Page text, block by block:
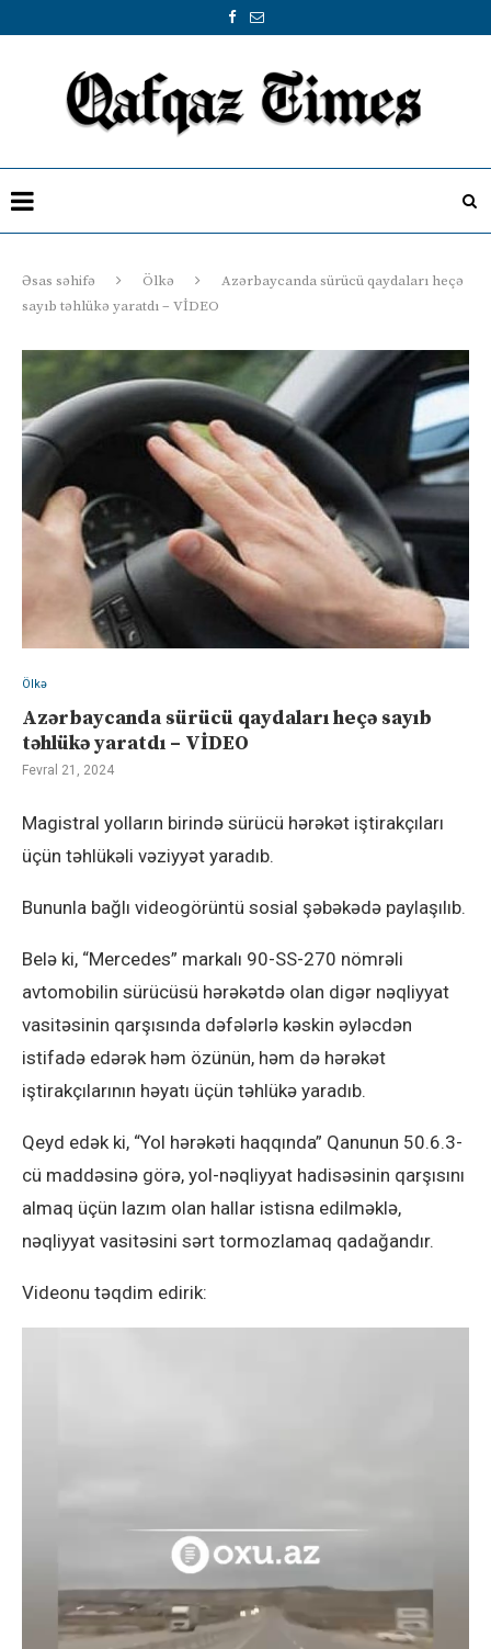
Əsas səhifə Ölkə
Azərbaycanda sürücü qaydaları heçə
sayıb təhlükə yaratdı – VİDEO
Ölkə
Azərbaycanda sürücü qaydaları heçə sayıb
təhlükə yaratdı – VİDEO
Fevral 21, 2024
Magistral yolların birində sürücü hərəkət iştirakçıları
üçün təhlükəli vəziyyət yaradıb.
Bununla bağlı videogörüntü sosial şəbəkədə paylaşılıb.
Belə ki, “Mercedes” markalı 90-SS-270 nömrəli
avtomobilin sürücüsü hərəkətdə olan digər nəqliyyat
vasitəsinin qarşısında dəfələrlə kəskin əyləcdən
istifadə edərək həm özünün, həm də hərəkət
iştirakçılarının həyatı üçün təhlükə yaradıb.
Qeyd edək ki, “Yol hərəkəti haqqında” Qanunun 50.6.3-
cü maddəsinə görə, yol-nəqliyyat hadisəsinin qarşısını
almaq üçün lazım olan hallar istisna edilməklə,
nəqliyyat vasitəsini sərt tormozlamaq qadağandır.
Videonu təqdim edirik: